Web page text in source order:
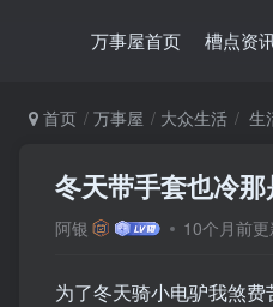
万事屋首页 槽点资
首页 万事屋 大众生活 生
冬天带手套也冷
阿银 10个月前更
为了冬天骑小电驴我煞费